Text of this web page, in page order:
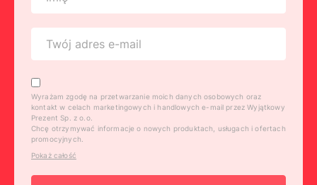
Wyrażam zgodę na przetwarzanie moich danych osobowych oraz
kontakt w celach marketingowych i handlowych e-mail przez Wyjątkowy
Prezent Sp. z o.o.
Chcę otrzymywać informacje o nowych produktach, usługach i ofertach
promocyjnych.
Pokaż całość